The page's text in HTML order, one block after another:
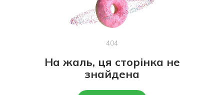
404
На жаль, ця сторінка не
знайдена